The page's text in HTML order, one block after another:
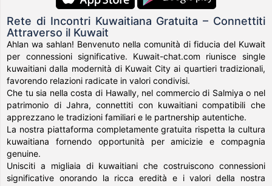
Rete di Incontri Kuwaitiana Gratuita – Connettiti
Attraverso il Kuwait
Ahlan wa sahlan! Benvenuto nella comunità di fiducia del Kuwait
per connessioni significative. Kuwait-chat.com riunisce single
kuwaitiani dalla modernità di Kuwait City ai quartieri tradizionali,
favorendo relazioni radicate in valori condivisi.
Che tu sia nella costa di Hawally, nel commercio di Salmiya o nel
patrimonio di Jahra, connettiti con kuwaitiani compatibili che
apprezzano le tradizioni familiari e le partnership autentiche.
La nostra piattaforma completamente gratuita rispetta la cultura
kuwaitiana fornendo opportunità per amicizie e compagnia
genuine.
Unisciti a migliaia di kuwaitiani che costruiscono connessioni
significative onorando la ricca eredità e i valori della nostra